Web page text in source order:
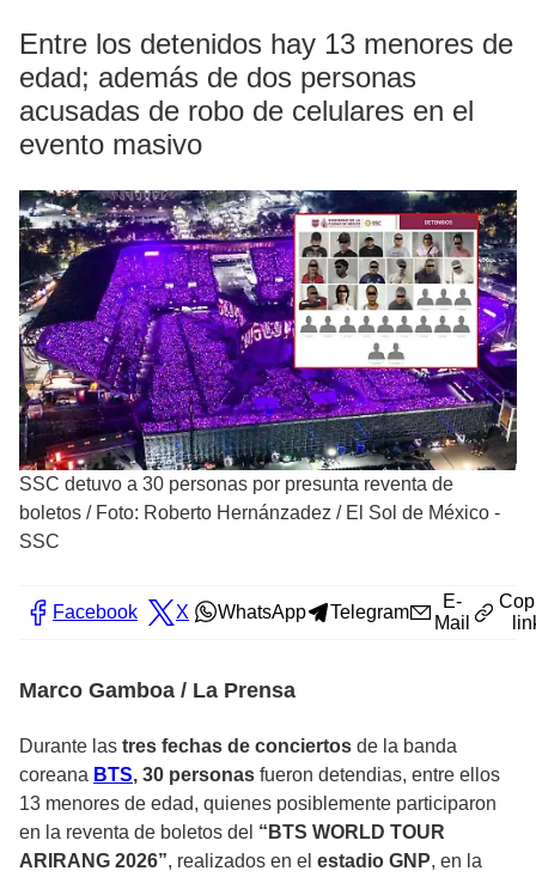
Entre los detenidos hay 13 menores de
edad; además de dos personas
acusadas de robo de celulares en el
evento masivo
SSC detuvo a 30 personas por presunta reventa de
boletos / Foto: Roberto Hernánzadez / El Sol de México -
SSC
Facebook X WhatsApp Telegram
E-
Mail
Marco Gamboa / La Prensa
Durante las tres fechas de conciertos de la banda
coreana BTS, 30 personas fueron detendias, entre ellos
13 menores de edad, quienes posiblemente participaron
en la reventa de boletos del “BTS WORLD TOUR
ARIRANG 2026”, realizados en el estadio GNP, en la